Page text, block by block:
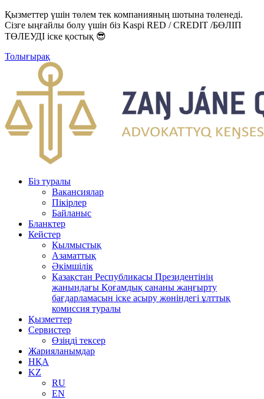
Қызметтер үшін төлем тек компанияның шотына төленеді.
Сізге ыңғайлы болу үшін біз Kaspi RED / CREDIT /БӨЛІП
ТӨЛЕУДІ іске қостық 😎
Толығырақ
Біз туралы
Вакансиялар
Пікірлер
Байланыс
Бланктер
Кейстер
Қылмыстық
Азаматтық
Әкімшілік
Қазақстан Республикасы Президентінің
жанындағы Қоғамдық сананы жаңғырту
бағдарламасын іске асыру жөніндегі ұлттық
комиссия туралы
Қызметтер
Сервистер
Өзіңді тексер
Жарияланымдар
НҚА
KZ
RU
EN